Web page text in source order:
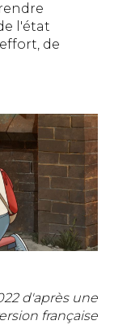
l'état
de
d'après une
française